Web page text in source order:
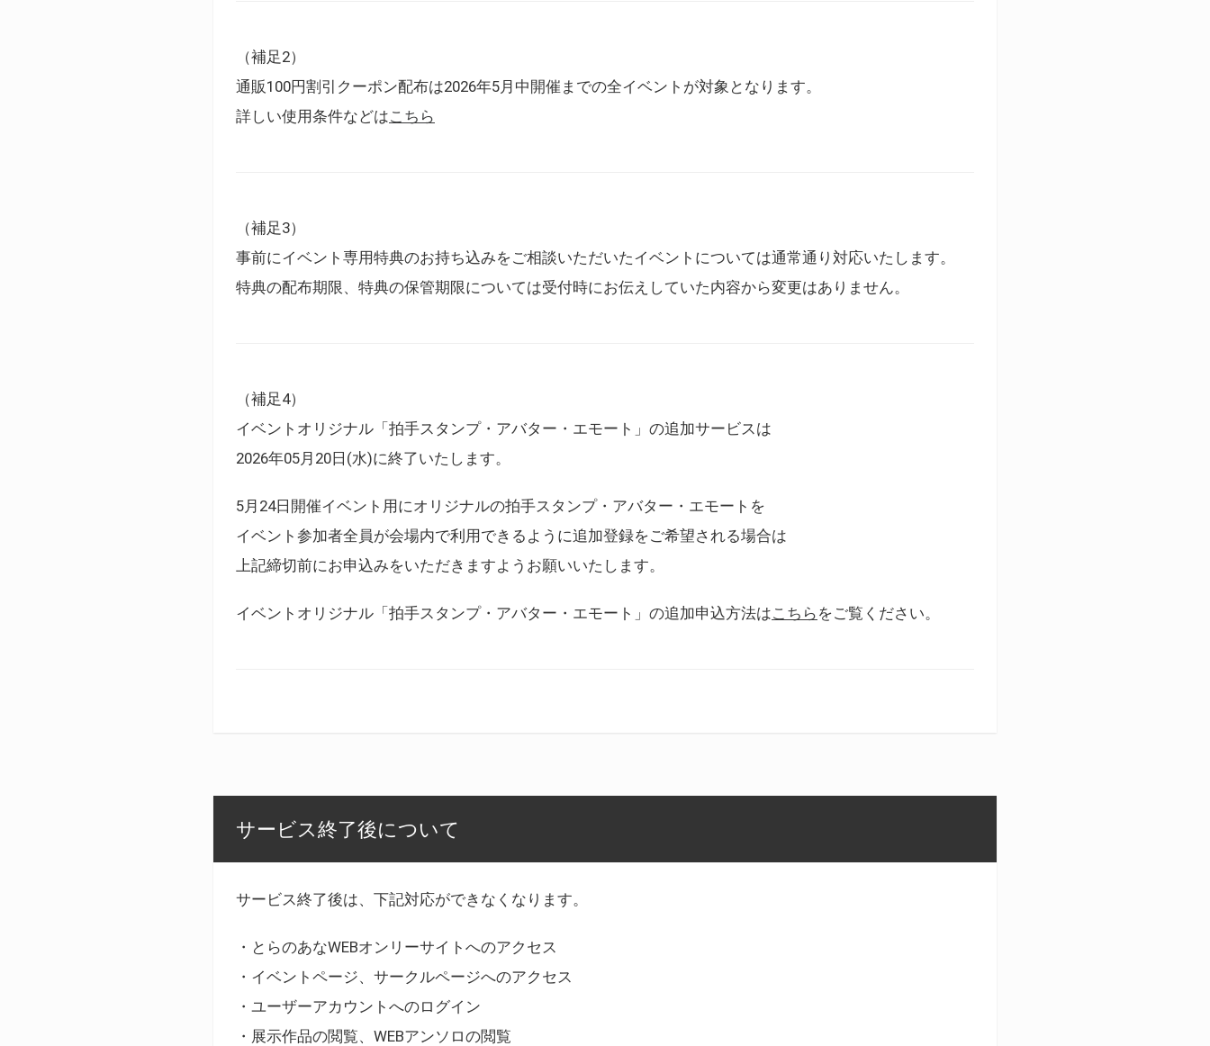
（補足2）
通販100円割引クーポン配布は2026年5月中開催までの全イベントが対象となります。
詳しい使用条件などはこちら
（補足3）
事前にイベント専用特典のお持ち込みをご相談いただいたイベントについては通常通り対応いたします。
特典の配布期限、特典の保管期限については受付時にお伝えしていた内容から変更はありません。
（補足4）
イベントオリジナル「拍手スタンプ・アバター・エモート」の追加サービスは
2026年05月20日(水)に終了いたします。
5月24日開催イベント用にオリジナルの拍手スタンプ・アバター・エモートを
イベント参加者全員が会場内で利用できるように追加登録をご希望される場合は
上記締切前にお申込みをいただきますようお願いいたします。
イベントオリジナル「拍手スタンプ・アバター・エモート」の追加申込方法はこちら をご覧ください。
サービス終了後について
サービス終了後は、下記対応ができなくなります。
・とらのあなWEBオンリーサイトへのアクセス
・イベントページ、サークルページへのアクセス
・ユーザーアカウントへのログイン
・展示作品の閲覧、WEBアンソロの閲覧